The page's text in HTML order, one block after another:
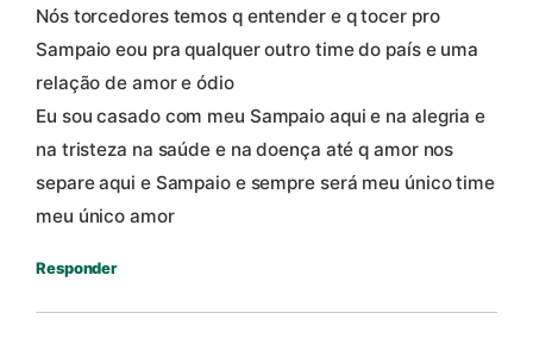
Nós torcedores temos q entender e q tocer pro
Sampaio eou pra qualquer outro time do país e uma
relação de amor e ódio
Eu sou casado com meu Sampaio aqui e na alegria e
na tristeza na saúde e na doença até q amor nos
separe aqui e Sampaio e sempre será meu único time
meu único amor
Responder